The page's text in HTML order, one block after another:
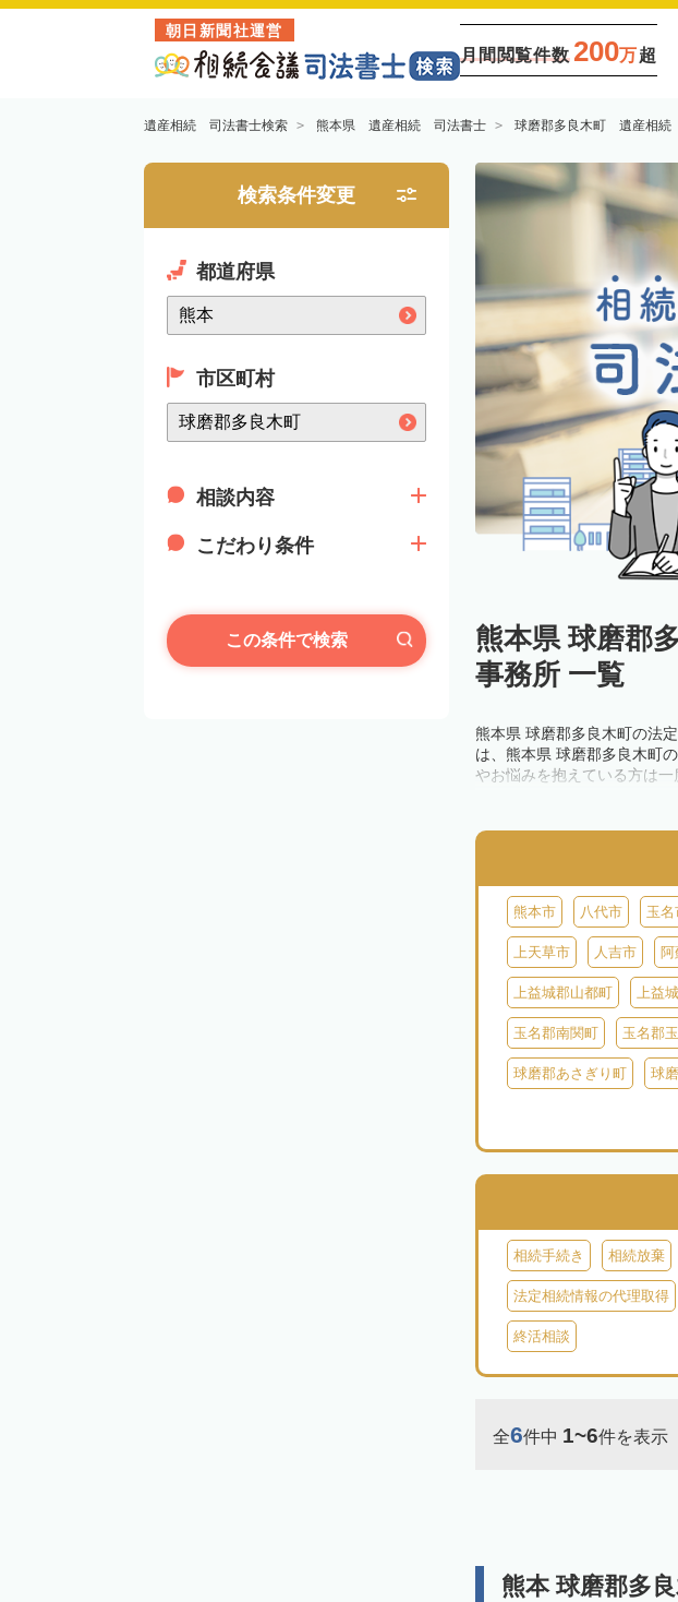
朝日新聞社運営
月間閲覧件数 200万超
遺産相続 司法書士検索 熊本県 遺産相続 司法書士 球磨郡多良木町 遺産相
検索条件変更
都道府県
市区町村
相談内容
こだわり条件
この条件で検索
熊本県 球磨郡
事務所 一覧
熊本県 球磨郡多良木町の法
は、熊本県 球磨郡多良木町
やお悩みを抱えている方は一
熊本市 八代市 玉名
上天草市 人吉市 阿
上益城郡山都町 上益
玉名郡南関町 玉名郡
球磨郡あさぎり町 球
阿蘇郡南小国町 阿蘇
相続手続き 相続放棄
法定相続情報の代理取得
終活相談
全6件中 1~6件を表示
熊本 球磨郡多